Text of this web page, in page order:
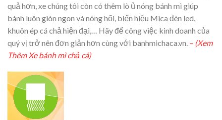
quả hơn, xe chúng tôi còn có thêm lò ủ nóng bánh mì giúp
bánh luôn giòn ngon và nóng hổi, biển hiệu Mica đèn led,
khuôn ép cá chả hiện đại,… Hãy để công việc kinh doanh của
quý vị trở nên đơn giản hơn cùng với banhmichaca.vn. – (Xem
Thêm Xe bánh mì chả cá)